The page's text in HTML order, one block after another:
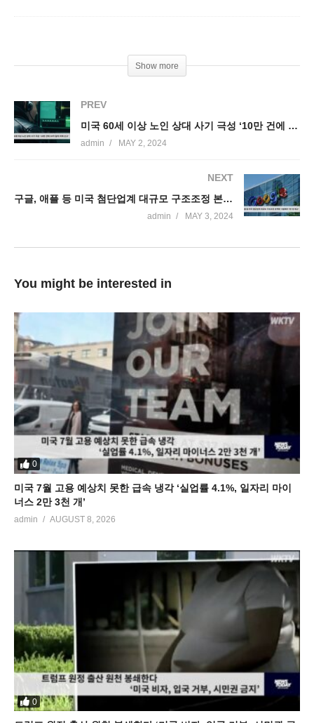
Show more
PREV
미국 60세 이상 노인 상대 사기 극성 ‘10만 건에 34억 달러 피해 신고’
admin MAY 2, 2024
NEXT
구글, 애플 등 미국 첨단업계 대규모 구조조정 본격화 ‘4월에만 7만 명 해고’
admin MAY 3, 2024
You might be interested in
0
미국 7월 고용 예상치 못한 급속 냉각 ‘실업률 4.1%, 일자리 마이
너스 2만 3천 개’
admin AUGUST 8, 2026
0